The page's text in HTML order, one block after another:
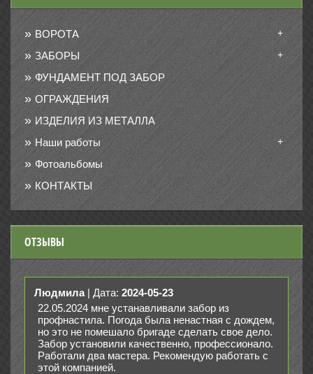
+
ВОРОТА
+
ЗАБОРЫ
ФУНДАМЕНТ ПОД ЗАБОР
ОГРАЖДЕНИЯ
ИЗДЕЛИЯ ИЗ МЕТАЛЛА
+
Наши работы
Фотоальбомы
КОНТАКТЫ
ОТЗЫВЫ
Людмила | Дата: 2024-05-23
22.05.2024 мне устанавливали забор из
профнастила. Погода была ненастная с дождем,
но это не помешало бригаде сделать свое дело.
Забор установили качественно, профессионало.
Работали два мастера. Рекомендую работать с
этой компанией.